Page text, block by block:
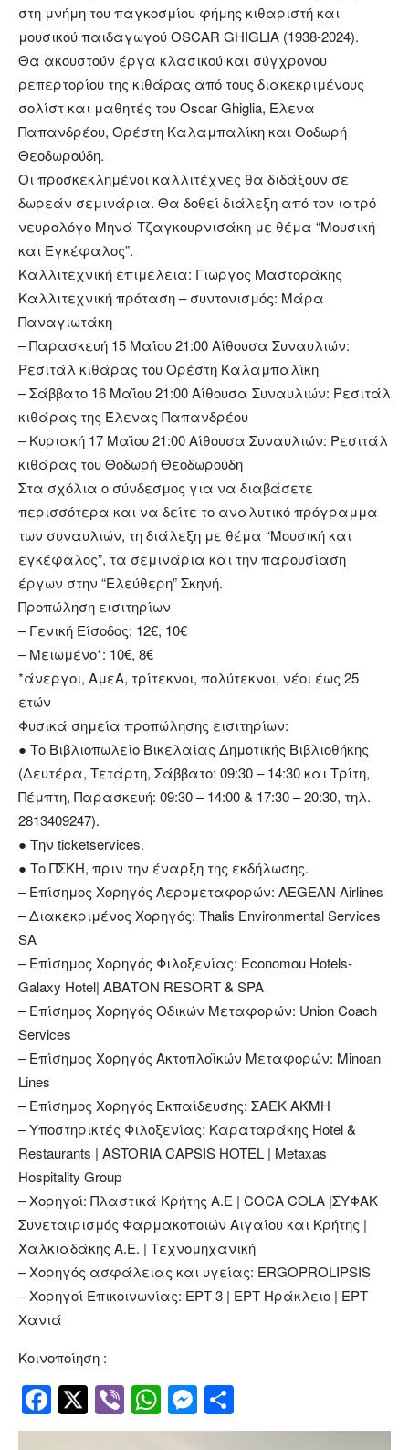
στη μνήμη του παγκοσμίου φήμης κιθαριστή και
μουσικού παιδαγωγού OSCAR GHIGLIA (1938-2024).
Θα ακουστούν έργα κλασικού και σύγχρονου
ρεπερτορίου της κιθάρας από τους διακεκριμένους
σολίστ και μαθητές του Oscar Ghiglia, Έλενα
Παπανδρέου, Ορέστη Καλαμπαλίκη και Θοδωρή
Θεοδωρούδη.
Οι προσκεκλημένοι καλλιτέχνες θα διδάξουν σε
δωρεάν σεμινάρια. Θα δοθεί διάλεξη από τον ιατρό
νευρολόγο Μηνά Τζαγκουρνισάκη με θέμα “Μουσική
και Εγκέφαλος”.
Καλλιτεχνική επιμέλεια: Γιώργος Μαστοράκης
Καλλιτεχνική πρόταση – συντονισμός: Μάρα
Παναγιωτάκη
– Παρασκευή 15 Μαΐου 21:00 Αίθουσα Συναυλιών:
Ρεσιτάλ κιθάρας του Ορέστη Καλαμπαλίκη
– Σάββατο 16 Μαΐου 21:00 Αίθουσα Συναυλιών: Ρεσιτάλ
κιθάρας της Έλενας Παπανδρέου
– Κυριακή 17 Μαΐου 21:00 Αίθουσα Συναυλιών: Ρεσιτάλ
κιθάρας του Θοδωρή Θεοδωρούδη
Στα σχόλια ο σύνδεσμος για να διαβάσετε
περισσότερα και να δείτε το αναλυτικό πρόγραμμα
των συναυλιών, τη διάλεξη με θέμα “Μουσική και
εγκέφαλος”, τα σεμινάρια και την παρουσίαση
έργων στην “Ελεύθερη” Σκηνή.
Προπώληση εισιτηρίων
– Γενική Είσοδος: 12€, 10€
– Μειωμένο*: 10€, 8€
*άνεργοι, ΑμεΑ, τρίτεκνοι, πολύτεκνοι, νέοι έως 25
ετών
Φυσικά σημεία προπώλησης εισιτηρίων:
● Το Βιβλιοπωλείο Βικελαίας Δημοτικής Βιβλιοθήκης
(Δευτέρα, Τετάρτη, Σάββατο: 09:30 – 14:30 και Τρίτη,
Πέμπτη, Παρασκευή: 09:30 – 14:00 & 17:30 – 20:30, τηλ.
2813409247).
● Την ticketservices.
● Το ΠΣΚΗ, πριν την έναρξη της εκδήλωσης.
– Επίσημος Χορηγός Αερομεταφορών: AEGEAN Airlines
– Διακεκριμένος Χορηγός: Thalis Environmental Services
SA
– Επίσημος Χορηγός Φιλοξενίας: Economou Hotels-
Galaxy Hotel| ΑΒΑΤΟΝ RESORT & SPA
– Επίσημος Χορηγός Οδικών Μεταφορών: Union Coach
Services
– Επίσημος Χορηγός Ακτοπλοϊκών Μεταφορών: Minoan
Lines
– Επίσημος Χορηγός Εκπαίδευσης: ΣΑΕΚ ΑΚΜΗ
– Υποστηρικτές Φιλοξενίας: Καραταράκης Hotel &
Restaurants | ASTORIA CAPSIS HOTEL | Metaxas
Hospitality Group
– Χορηγοί: Πλαστικά Κρήτης Α.Ε | COCA COLA |ΣΥΦΑΚ
Συνεταιρισμός Φαρμακοποιών Αιγαίου και Κρήτης |
Χαλκιαδάκης Α.Ε. | Τεχνομηχανική
– Χορηγός ασφάλειας και υγείας: ERGOPROLIPSIS
– Χορηγοί Επικοινωνίας: ΕΡΤ 3 | ΕΡΤ Ηράκλειο | ΕΡΤ
Χανιά
Κοινοποίηση :
Facebook
Twitter
ViberWhatsApp
Messenger